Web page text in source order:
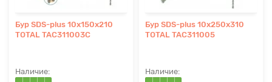
Бур SDS-plus 10x150x210
TOTAL TAC311003C
Бур SDS-plus 10x250x310
TOTAL TAC311005